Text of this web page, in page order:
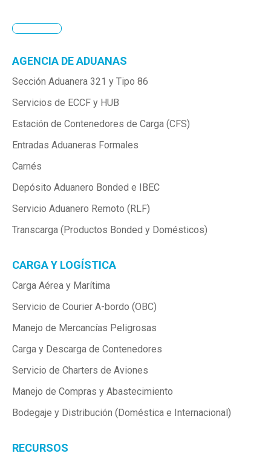
AGENCIA DE ADUANAS
Sección Aduanera 321 y Tipo 86
Servicios de ECCF y HUB
Estación de Contenedores de Carga (CFS)
Entradas Aduaneras Formales
Carnés
Depósito Aduanero Bonded e IBEC
Servicio Aduanero Remoto (RLF)
Transcarga (Productos Bonded y Domésticos)
CARGA Y LOGÍSTICA
Carga Aérea y Marítima
Servicio de Courier A-bordo (OBC)
Manejo de Mercancías Peligrosas
Carga y Descarga de Contenedores
Servicio de Charters de Aviones
Manejo de Compras y Abastecimiento
Bodegaje y Distribución (Doméstica e Internacional)
RECURSOS